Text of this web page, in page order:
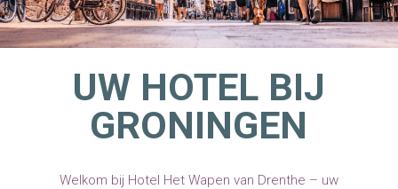
UW HOTEL BIJ
GRONINGEN
Welkom bij Hotel Het Wapen van Drenthe – uw